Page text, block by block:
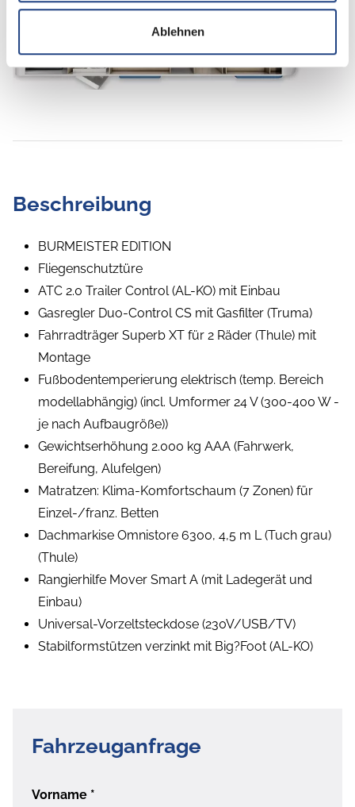
Ablehnen
Beschreibung
BURMEISTER EDITION
Fliegenschutztüre
ATC 2.0 Trailer Control (AL-KO) mit Einbau
Gasregler Duo-Control CS mit Gasfilter (Truma)
Fahrradträger Superb XT für 2 Räder (Thule) mit
Montage
Fußbodentemperierung elektrisch (temp. Bereich
modellabhängig) (incl. Umformer 24 V (300-400 W -
je nach Aufbaugröße))
Gewichtserhöhung 2.000 kg AAA (Fahrwerk,
Bereifung, Alufelgen)
Matratzen: Klima-Komfortschaum (7 Zonen) für
Einzel-/franz. Betten
Dachmarkise Omnistore 6300, 4,5 m L (Tuch grau)
(Thule)
Rangierhilfe Mover Smart A (mit Ladegerät und
Einbau)
Universal-Vorzeltsteckdose (230V/USB/TV)
Stabilformstützen verzinkt mit Big?Foot (AL-KO)
Fahrzeuganfrage
Vorname *